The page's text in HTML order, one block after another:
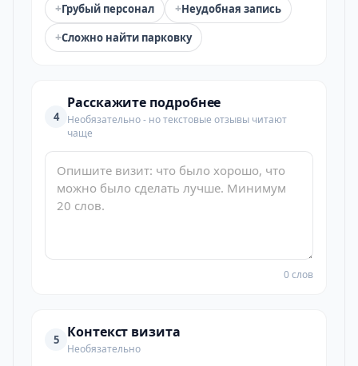
+Грубый персонал +Неудобная запись
+Сложно найти парковку
4
Расскажите подробнее
Необязательно - но текстовые отзывы читают
чаще
0 слов
5 Контекст визита
Необязательно